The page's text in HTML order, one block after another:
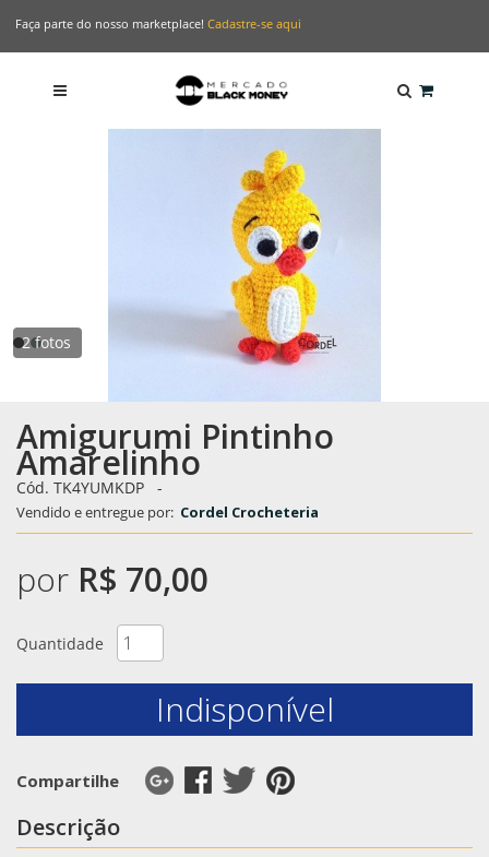
Faça parte do nosso marketplace! Cadastre-se aqui
2 fotos
Amigurumi Pintinho
Amarelinho
Cód. TK4YUMKDP -
Vendido e entregue por: Cordel Crocheteria
por R$ 70,00
Quantidade
Indisponível
Compartilhe
Descrição